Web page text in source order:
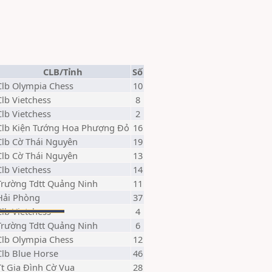
CLB/Tỉnh
Số
Olympia Chess
10
Vietchess
8
Vietchess
2
Kiện Tướng Hoa Phượng Đỏ 16
Cờ Thái Nguyên
19
Cờ Thái Nguyên
13
Vietchess
14
Tdtt Quảng Ninh
11
Phòng
37
Vietchess
4
Tdtt Quảng Ninh
6
Olympia Chess
12
Blue Horse
46
Gia Đình Cờ Vua 28